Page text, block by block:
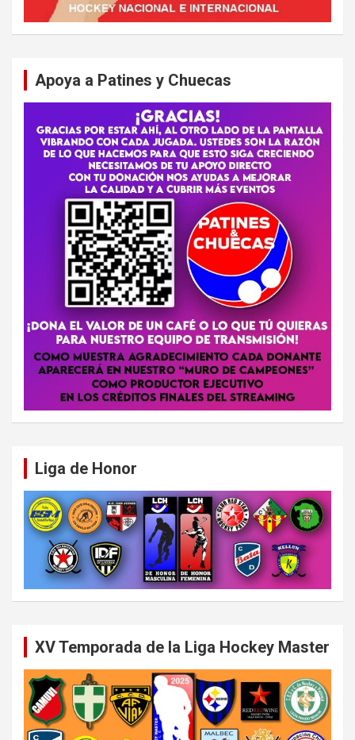
Apoya a Patines y Chuecas
Liga de Honor
XV Temporada de la Liga Hockey Master